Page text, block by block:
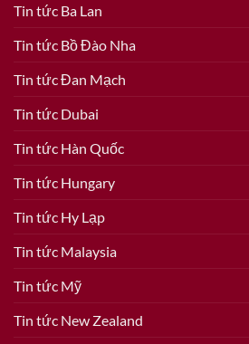
Tin tức Ba Lan
Tin tức Bồ Đào Nha
Tin tức Đan Mạch
Tin tức Dubai
Tin tức Hàn Quốc
Tin tức Hungary
Tin tức Hy Lạp
Tin tức Malaysia
Tin tức Mỹ
Tin tức New Zealand